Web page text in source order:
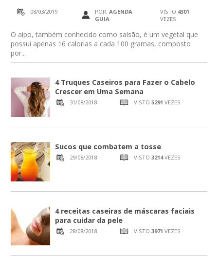
08/03/2019 POR:AGENDA
GUIA
VISTO 4301
VEZES
O aipo, também conhecido como salsão, é um vegetal que
possui apenas 16 calorias a cada 100 gramas, composto
por...
4 Truques Caseiros para Fazer o Cabelo
Crescer em Uma Semana
31/08/2018 VISTO5291 VEZES
Sucos que combatem a tosse
29/08/2018 VISTO3214VEZES
4 receitas caseiras de máscaras faciais
para cuidar da pele
28/08/2018 VISTO3971 VEZES